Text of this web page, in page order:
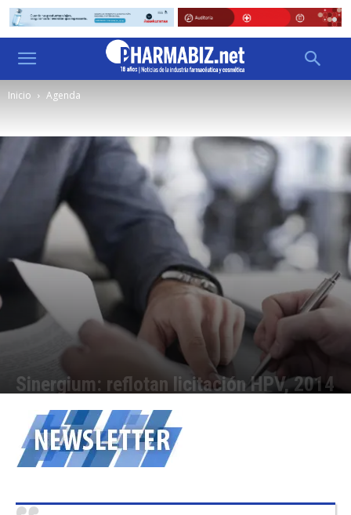
Inicio Agenda
Sinergium: reflotan licitación HPV, 2014
Florencia Costas - 28/01/2020 09:30